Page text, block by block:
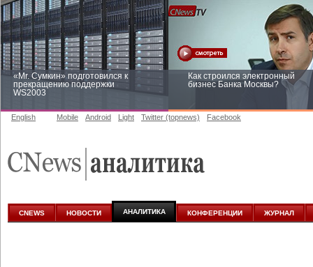
«Mr. Сумкин» подготовился к
прекращению поддержки
WS2003
Как строился электронный
бизнес Банка Москвы?
аналитике
English Mobile Android Light Twitter (topnews) Facebook
CNEWS НОВОСТИ АНАЛИТИКА КОНФЕРЕНЦИИ ЖУРНАЛ